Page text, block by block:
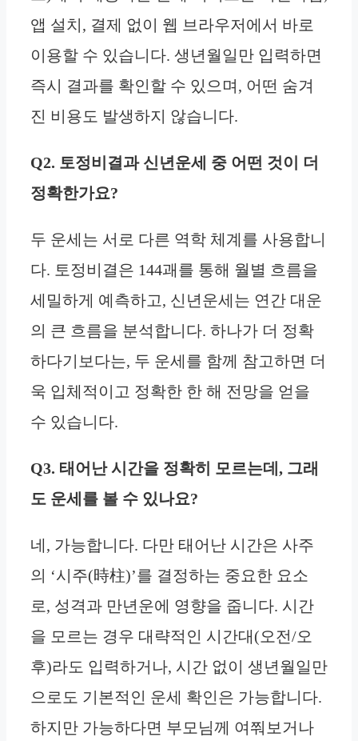
앱 설치, 결제 없이 웹 브라우저에서 바로
이용할 수 있습니다. 생년월일만 입력하면
즉시 결과를 확인할 수 있으며, 어떤 숨겨
진 비용도 발생하지 않습니다.
Q2. 토정비결과 신년운세 중 어떤 것이 더
정확한가요?
두 운세는 서로 다른 역학 체계를 사용합니
다. 토정비결은 144괘를 통해 월별 흐름을
세밀하게 예측하고, 신년운세는 연간 대운
의 큰 흐름을 분석합니다. 하나가 더 정확
하다기보다는, 두 운세를 함께 참고하면 더
욱 입체적이고 정확한 한 해 전망을 얻을
수 있습니다.
Q3. 태어난 시간을 정확히 모르는데, 그래
도 운세를 볼 수 있나요?
네, 가능합니다. 다만 태어난 시간은 사주
의 ‘시주(時柱)’를 결정하는 중요한 요소
로, 성격과 만년운에 영향을 줍니다. 시간
을 모르는 경우 대략적인 시간대(오전/오
후)라도 입력하거나, 시간 없이 생년월일만
으로도 기본적인 운세 확인은 가능합니다.
하지만 가능하다면 부모님께 여쭤보거나